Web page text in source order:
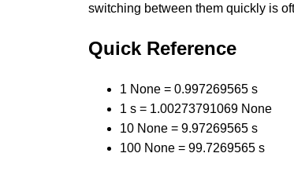
switching between them quickly is
Quick Reference
1 None = 0.997269565 s
1 s = 1.00273791069 None
10 None = 9.97269565 s
100 None = 99.7269565 s